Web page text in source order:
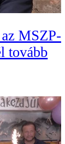
az MSZP-
tovább